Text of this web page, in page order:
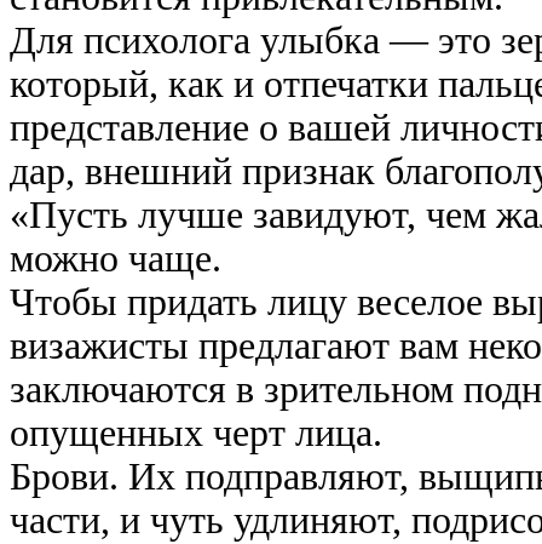
Для психолога улыбка — это
который, как и отпечатки
представление о вашей
дар, внешний признак
«Пусть лучше завидуют, чем
можно чаще.
Чтобы придать лицу веселое
визажисты предлагают вам
заключаются в зрительном
опущенных черт лица.
Брови. Их подправляют,
части, и чуть удлиняют,